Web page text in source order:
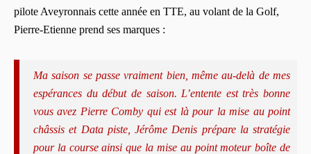
pilote Aveyronnais cette année en TTE, au volant de la Golf,
Pierre-Etienne prend ses marques :
Ma saison se passe vraiment bien, même au-delà de mes
espérances du début de saison. L’entente est très bonne
vous avez Pierre Comby qui est là pour la mise au point
châssis et Data piste, Jérôme Denis prépare la stratégie
pour la course ainsi que la mise au point moteur boîte de